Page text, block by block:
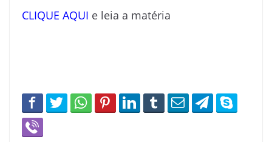
CLIQUE AQUI e leia a matéria